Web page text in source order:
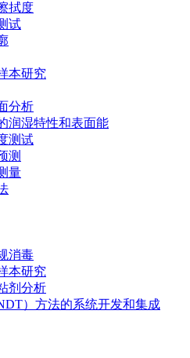
拭度
试
本研究
分析
润湿特性和表面能
测试
测
量
消毒
本研究
剂分析
）方法的系统开发和集成